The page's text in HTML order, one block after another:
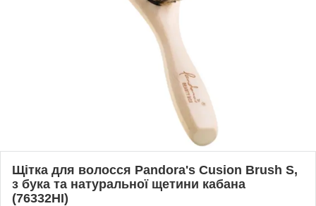
Щітка для волосся Pandora's Cusion Brush S,
з бука та натуральної щетини кабана
(76332HI)